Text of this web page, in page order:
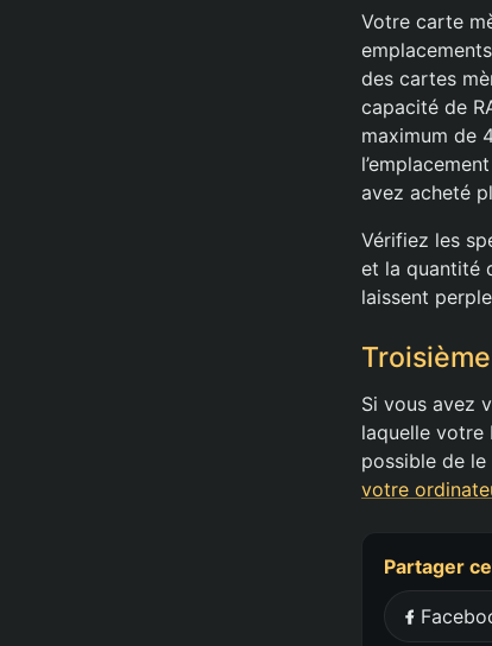
Votre carte
des cartes
capacité de
maximum de
avez acheté
Vérifiez les
et la quantité
laissent
Si vous avez
laquelle votre
possible de le
votre
Partager